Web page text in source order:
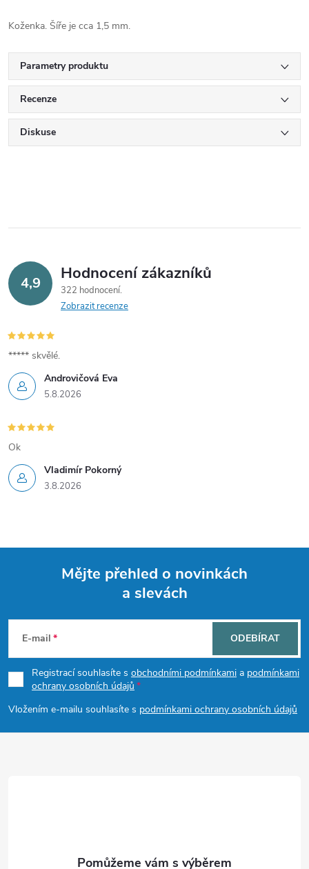
Koženka. Šíře je cca 1,5 mm.
Parametry produktu
Recenze
Diskuse
4,9 Hodnocení zákazníků
322 hodnocení
Zobrazit recenze
Androvičová Eva
5.8.2026
***** skvělé.
Vladimír Pokorný
3.8.2026
Ok
p
a
t
Mějte přehled o novinkách
a slevách
E-mail
Registrací souhlasíte s obchodními podmínkami a podmínkami
ochrany osobních údajů
Vložením e-mailu souhlasíte s podmínkami ochrany osobních údajů
ODEBÍRAT